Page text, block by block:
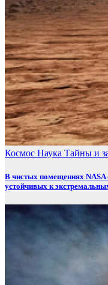
Космос Наука Тайны и
В чистых помещениях
устойчивых к